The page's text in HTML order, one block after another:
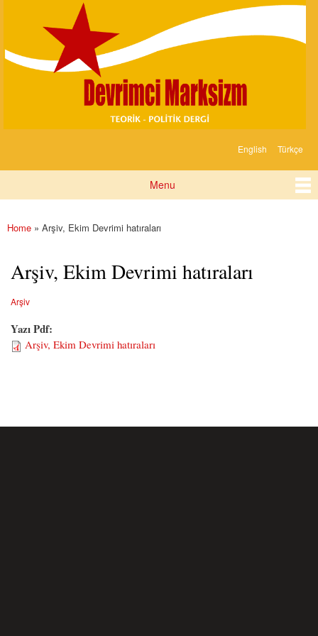
content
Marksizm
English Türkçe
Menu
You are here
Home » Arşiv, Ekim Devrimi hatıraları
Arşiv, Ekim Devrimi hatıraları
Arşiv
Yazı Pdf:
Arşiv, Ekim Devrimi hatıraları